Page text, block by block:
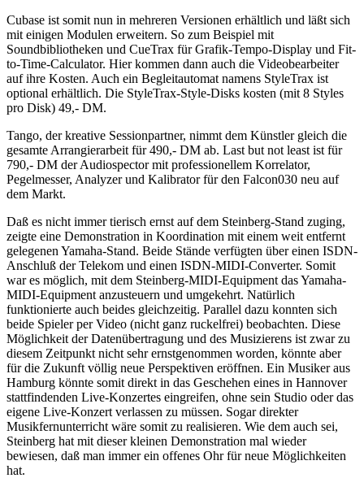
Cubase ist somit nun in mehreren Versionen erhältlich und läßt sich
mit einigen Modulen erweitern. So zum Beispiel mit
Soundbibliotheken und CueTrax für Grafik-Tempo-Display und Fit-
to-Time-Calculator. Hier kommen dann auch die Videobearbeiter
auf ihre Kosten. Auch ein Begleitautomat namens StyleTrax ist
optional erhältlich. Die StyleTrax-Style-Disks kosten (mit 8 Styles
pro Disk) 49,- DM.
Tango, der kreative Sessionpartner, nimmt dem Künstler gleich die
gesamte Arrangierarbeit für 490,- DM ab. Last but not least ist für
790,- DM der Audiospector mit professionellem Korrelator,
Pegelmesser, Analyzer und Kalibrator für den Falcon030 neu auf
dem Markt.
Daß es nicht immer tierisch ernst auf dem Steinberg-Stand zuging,
zeigte eine Demonstration in Koordination mit einem weit entfernt
gelegenen Yamaha-Stand. Beide Stände verfügten über einen ISDN-
Anschluß der Telekom und einen ISDN-MIDI-Converter. Somit
war es möglich, mit dem Steinberg-MIDI-Equipment das Yamaha-
MIDI-Equipment anzusteuern und umgekehrt. Natürlich
funktionierte auch beides gleichzeitig. Parallel dazu konnten sich
beide Spieler per Video (nicht ganz ruckelfrei) beobachten. Diese
Möglichkeit der Datenübertragung und des Musizierens ist zwar zu
diesem Zeitpunkt nicht sehr ernstgenommen worden, könnte aber
für die Zukunft völlig neue Perspektiven eröffnen. Ein Musiker aus
Hamburg könnte somit direkt in das Geschehen eines in Hannover
stattfindenden Live-Konzertes eingreifen, ohne sein Studio oder das
eigene Live-Konzert verlassen zu müssen. Sogar direkter
Musikfernunterricht wäre somit zu realisieren. Wie dem auch sei,
Steinberg hat mit dieser kleinen Demonstration mal wieder
bewiesen, daß man immer ein offenes Ohr für neue Möglichkeiten
hat.